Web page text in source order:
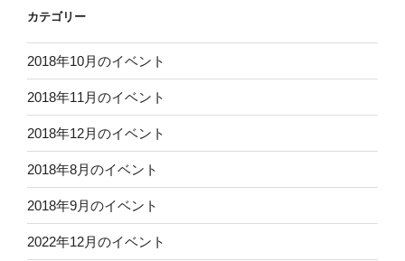
カテゴリー
2018年10月のイベント
2018年11月のイベント
2018年12月のイベント
2018年8月のイベント
2018年9月のイベント
2022年12月のイベント